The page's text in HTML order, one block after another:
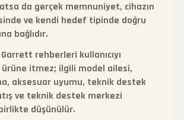
da gerçek memnuniyet, cihazın
ve kendi hedef tipinde doğru
bağlıdır.
rehberleri kullanıcıyı
ürüne itmez; ilgili model ailesi,
aksesuar uyumu, teknik destek
ve teknik destek merkezi
düşünülür.